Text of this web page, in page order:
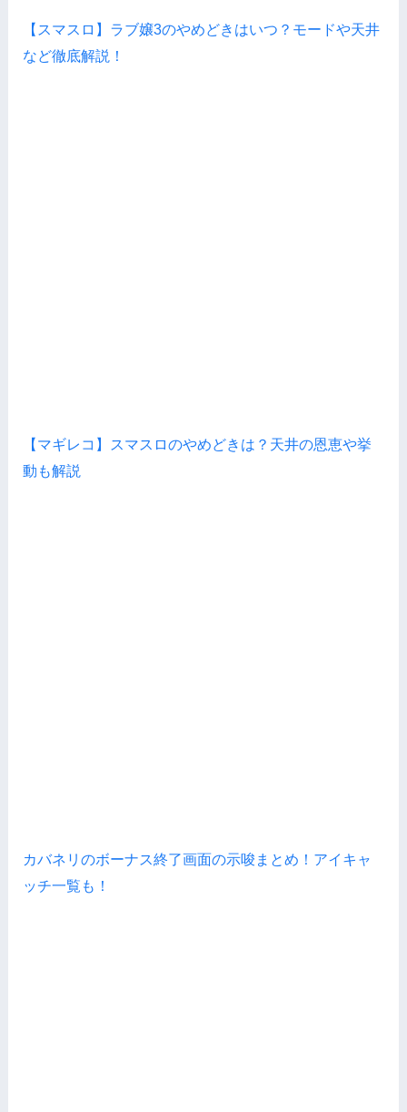
【スマスロ】ラブ嬢3のやめどきはいつ？モードや天井
など徹底解説！
【マギレコ】スマスロのやめどきは？天井の恩恵や挙
動も解説
カバネリのボーナス終了画面の示唆まとめ！アイキャ
ッチ一覧も！